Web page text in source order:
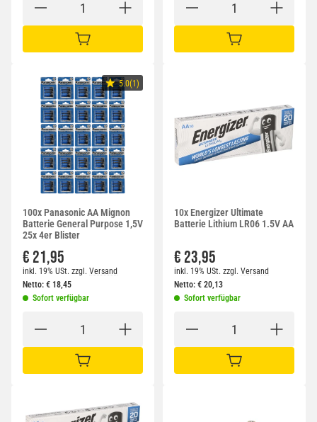
IN DEN WARENKORB IN DEN WARENKORB
5.0(1)
100x Panasonic AA Mignon
Batterie General Purpose 1,5V
25x 4er Blister
€ 21,95
inkl. 19% USt. zzgl. Versand
Netto: € 18,45
Sofort verfügbar
IN DEN WARENKORB
10x Energizer Ultimate
Batterie Lithium LR06 1.5V AA
€ 23,95
inkl. 19% USt. zzgl. Versand
Netto: € 20,13
Sofort verfügbar
IN DEN WARENKORB